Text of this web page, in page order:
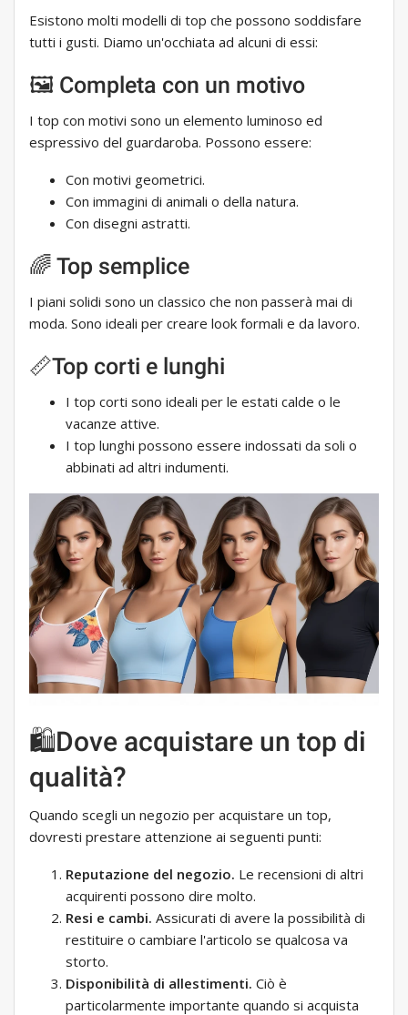
Esistono molti modelli di top che possono soddisfare
tutti i gusti. Diamo un'occhiata ad alcuni di essi:
🖼 Completa con un motivo
I top con motivi sono un elemento luminoso ed
espressivo del guardaroba. Possono essere:
Con motivi geometrici.
Con immagini di animali o della natura.
Con disegni astratti.
🌈 Top semplice
I piani solidi sono un classico che non passerà mai di
moda. Sono ideali per creare look formali e da lavoro.
📏Top corti e lunghi
I top corti sono ideali per le estati calde o le
vacanze attive.
I top lunghi possono essere indossati da soli o
abbinati ad altri indumenti.
🛍Dove acquistare un top di
qualità?
Quando scegli un negozio per acquistare un top,
dovresti prestare attenzione ai seguenti punti:
Reputazione del negozio. Le recensioni di altri
acquirenti possono dire molto.
Resi e cambi. Assicurati di avere la possibilità di
restituire o cambiare l'articolo se qualcosa va
storto.
Disponibilità di allestimenti. Ciò è
particolarmente importante quando si acquista